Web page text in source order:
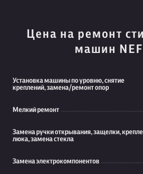
Цена на ремонт
машин
Установка машины по уровню, снятие
креплений, замена/ремонт опор
Мелкий ремонт
Замена ручки открывания, защелки,
люка, замена стекла
Замена электрокомпонентов